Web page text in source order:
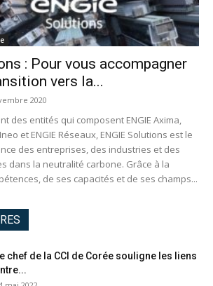
: Pour vous accompagner
vers la...
2020
des entités qui composent ENGIE Axima,
et ENGIE Réseaux, ENGIE Solutions est le
des entreprises, des industries et des
dans la neutralité carbone. Grâce à la
de ses capacités et de ses champs...
chef de la CCI de Corée souligne les liens